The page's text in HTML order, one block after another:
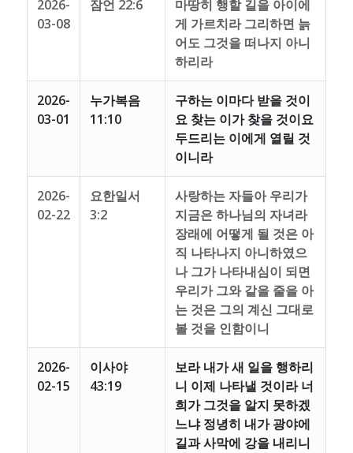
2026-
03-08
잠언 22:6
마땅히 행할 길을 아이에
게 가르치라 그리하면 늙
어도 그것을 떠나지 아니
하리라
2026-
03-01
누가복음
11:10
구하는 이마다 받을 것이
요 찾는 이가 찾을 것이요
두드리는 이에게 열릴 것
이니라
2026-
02-22
요한일서
3:2
사랑하는 자들아 우리가
지금은 하나님의 자녀라
장래에 어떻게 될 것은 아
직 나타나지 아니하였으
나 그가 나타내심이 되면
우리가 그와 같을 줄을 아
는 것은 그의 계신 그대로
볼 것을 인함이니
2026-
02-15
이사야
43:19
보라 내가 새 일을 행하리
니 이제 나타낼 것이라 너
희가 그것을 알지 못하겠
느냐 정녕히 내가 광야에
길과 사막에 강을 내리니